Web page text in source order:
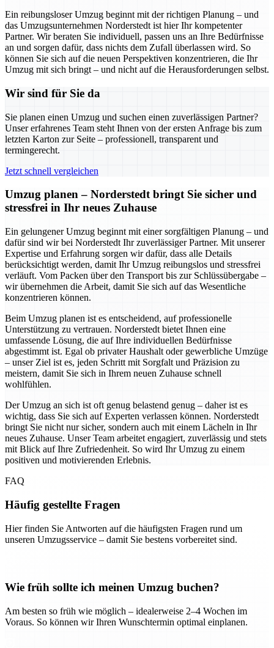
Ein reibungsloser Umzug beginnt mit der richtigen Planung – und
das Umzugsunternehmen Norderstedt ist hier Ihr kompetenter
Partner. Wir beraten Sie individuell, passen uns an Ihre Bedürfnisse
an und sorgen dafür, dass nichts dem Zufall überlassen wird. So
können Sie sich auf die neuen Perspektiven konzentrieren, die Ihr
Umzug mit sich bringt – und nicht auf die Herausforderungen selbst.
Wir sind für Sie da
Sie planen einen Umzug und suchen einen zuverlässigen Partner?
Unser erfahrenes Team steht Ihnen von der ersten Anfrage bis zum
letzten Karton zur Seite – professionell, transparent und
termingerecht.
Jetzt schnell vergleichen
Umzug planen – Norderstedt bringt Sie sicher und
stressfrei in Ihr neues Zuhause
Ein gelungener Umzug beginnt mit einer sorgfältigen Planung – und
dafür sind wir bei Norderstedt Ihr zuverlässiger Partner. Mit unserer
Expertise und Erfahrung sorgen wir dafür, dass alle Details
berücksichtigt werden, damit Ihr Umzug reibungslos und stressfrei
verläuft. Vom Packen über den Transport bis zur Schlüssübergabe –
wir übernehmen die Arbeit, damit Sie sich auf das Wesentliche
konzentrieren können.
Beim Umzug planen ist es entscheidend, auf professionelle
Unterstützung zu vertrauen. Norderstedt bietet Ihnen eine
umfassende Lösung, die auf Ihre individuellen Bedürfnisse
abgestimmt ist. Egal ob privater Haushalt oder gewerbliche Umzüge
– unser Ziel ist es, jeden Schritt mit Sorgfalt und Präzision zu
meistern, damit Sie sich in Ihrem neuen Zuhause schnell
wohlfühlen.
Der Umzug an sich ist oft genug belastend genug – daher ist es
wichtig, dass Sie sich auf Experten verlassen können. Norderstedt
bringt Sie nicht nur sicher, sondern auch mit einem Lächeln in Ihr
neues Zuhause. Unser Team arbeitet engagiert, zuverlässig und stets
mit Blick auf Ihre Zufriedenheit. So wird Ihr Umzug zu einem
positiven und motivierenden Erlebnis.
FAQ
Häufig gestellte Fragen
Hier finden Sie Antworten auf die häufigsten Fragen rund um
unseren Umzugsservice – damit Sie bestens vorbereitet sind.
Wie früh sollte ich meinen Umzug buchen?
Am besten so früh wie möglich – idealerweise 2–4 Wochen im
Voraus. So können wir Ihren Wunschtermin optimal einplanen.